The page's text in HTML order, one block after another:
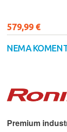
579,99 €
NEMA
Premium